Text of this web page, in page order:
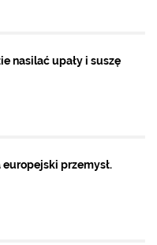
nasilać upały i suszę
europejski przemysł.